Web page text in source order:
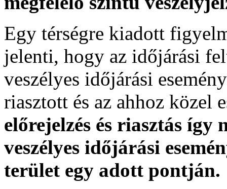
Egy térségre kiadott
jelenti, hogy az időjárási
veszélyes időjárási
riasztott és az ahhoz közel
előrejelzés és riasztás
veszélyes időjárási
terület egy adott pontján.